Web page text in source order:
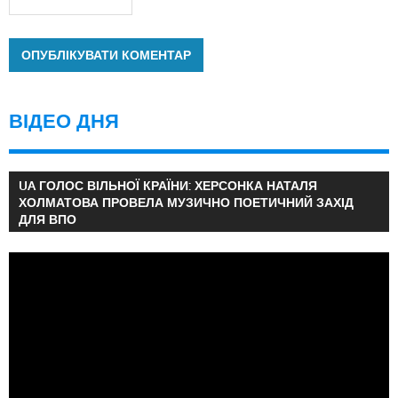
ВІДЕО ДНЯ
UA ГОЛОС ВІЛЬНОЇ КРАЇНИ: ХЕРСОНКА НАТАЛЯ
ХОЛМАТОВА ПРОВЕЛА МУЗИЧНО ПОЕТИЧНИЙ ЗАХІД
ДЛЯ ВПО